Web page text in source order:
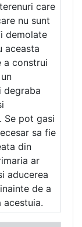
care
nu sunt
demolate
aceasta
a construi
degraba
Se pot gasi
sa fie
din
ar
aducerea
de a
acestuia.